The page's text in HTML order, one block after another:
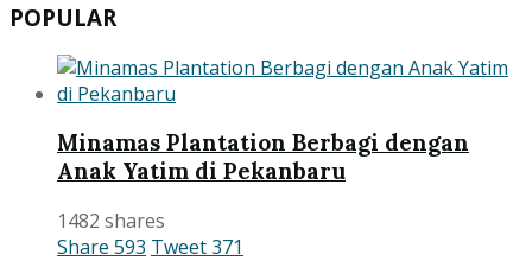
POPULAR
Minamas Plantation Berbagi dengan
Anak Yatim di Pekanbaru
1482 shares
Share 593 Tweet371